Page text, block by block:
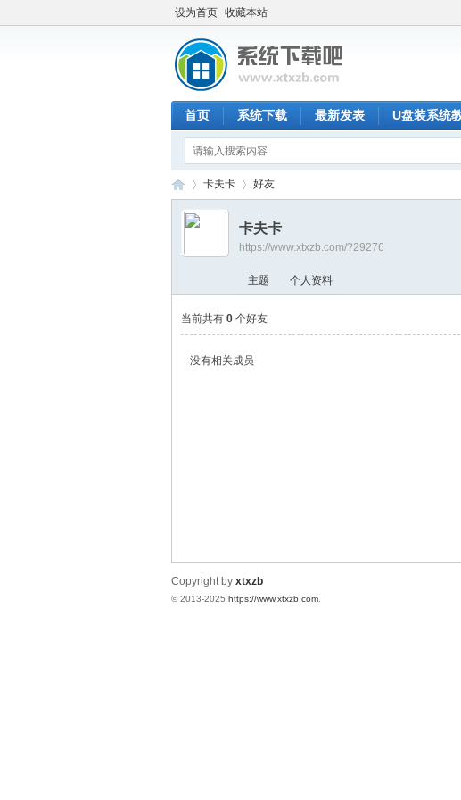
设为首页 收藏本站
首页 系统下载 最新发表 U盘装系统
›
卡夫卡 好友
卡夫卡
https://www.xtxzb.com/?29276
主题 个人资料
当前共有 0 个好友
没有相关成员
Copyright by xtxzb
© 2013-2025 https://www.xtxzb.com